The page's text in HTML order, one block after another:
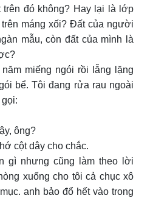
trên đó không? Hay lại là lớp
máng xối? Đất của người
mẫu, còn đất của mình là
miếng ngói rồi lẵng lặng
bể. Tôi đang rửa rau ngoài
ông?
cột dây cho chắc.
gì nhưng cũng làm theo lời
xuống cho tôi cả chục xô
anh bảo đổ hết vào trong